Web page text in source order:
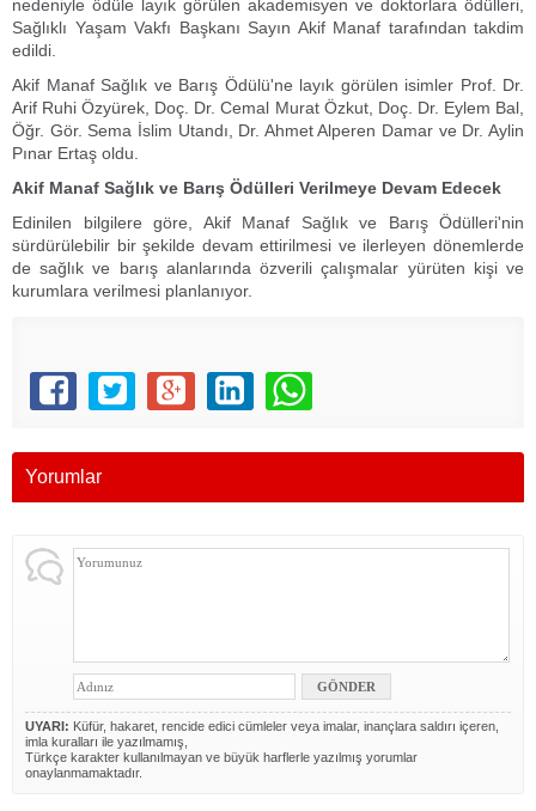
nedeniyle ödüle layık görülen akademisyen ve doktorlara ödülleri,
Sağlıklı Yaşam Vakfı Başkanı Sayın Akif Manaf tarafından takdim
edildi.
Akif Manaf Sağlık ve Barış Ödülü'ne layık görülen isimler Prof. Dr.
Arif Ruhi Özyürek, Doç. Dr. Cemal Murat Özkut, Doç. Dr. Eylem Bal,
Öğr. Gör. Sema İslim Utandı, Dr. Ahmet Alperen Damar ve Dr. Aylin
Pınar Ertaş oldu.
Akif Manaf Sağlık ve Barış Ödülleri Verilmeye Devam Edecek
Edinilen bilgilere göre, Akif Manaf Sağlık ve Barış Ödülleri'nin
sürdürülebilir bir şekilde devam ettirilmesi ve ilerleyen dönemlerde
de sağlık ve barış alanlarında özverili çalışmalar yürüten kişi ve
kurumlara verilmesi planlanıyor.
Yorumlar
UYARI: Küfür, hakaret, rencide edici cümleler veya imalar, inançlara saldırı içeren,
imla kuralları ile yazılmamış,
Türkçe karakter kullanılmayan ve büyük harflerle yazılmış yorumlar
onaylanmamaktadır.